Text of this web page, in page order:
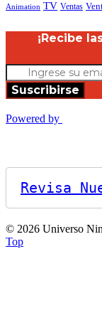
Animation TV Ventas
¡Recibe
Suscribirse
Powered by
Revisa
© 2026 Universo
Top